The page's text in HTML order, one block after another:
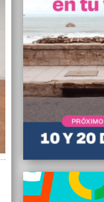
06/07/2023 10:08
Contrarreloj, el
cuatro ofertas para
predio de basura
06/07/2023 10:02
Diputados aprobó
vida para jubilados
El escrutinio
Llaryora venció a